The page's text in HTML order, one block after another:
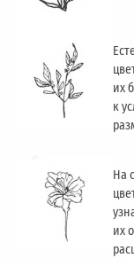
их
к
На
их